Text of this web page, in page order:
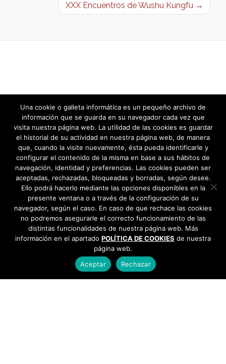
XXX Encuentros de Wushu Kungfu →
Una cookie o galleta informática es un pequeño archivo de
información que se guarda en su navegador cada vez que
visita nuestra página web. La utilidad de las cookies es guardar
el historial de su actividad en nuestra página web, de manera
que, cuando la visite nuevamente, ésta pueda identificarle y
configurar el contenido de la misma en base a sus hábitos de
navegación, identidad y preferencias. Las cookies pueden ser
aceptadas, rechazadas, bloqueadas y borradas, según desee.
Ello podrá hacerlo mediante las opciones disponibles en la
presente ventana o a través de la configuración de su
navegador, según el caso. En caso de que rechace las cookies
no podremos asegurarle el correcto funcionamiento de las
distintas funcionalidades de nuestra página web. Más
información en el apartado POLÍTICA DE COOKIES de nuestra
página web.
Aceptar
Rechazar